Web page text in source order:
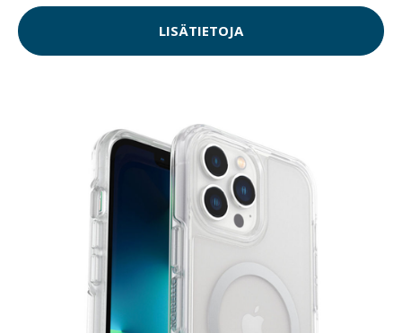
LISÄTIETOJA